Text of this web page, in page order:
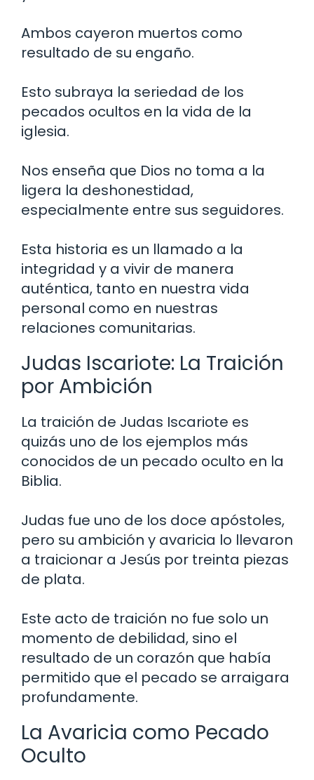
Ambos cayeron muertos como
resultado de su engaño.
Esto subraya la seriedad de los
pecados ocultos en la vida de la
iglesia.
Nos enseña que Dios no toma a la
ligera la deshonestidad,
especialmente entre sus seguidores.
Esta historia es un llamado a la
integridad y a vivir de manera
auténtica, tanto en nuestra vida
personal como en nuestras
relaciones comunitarias.
Judas Iscariote: La Traición
por Ambición
La traición de Judas Iscariote es
quizás uno de los ejemplos más
conocidos de un pecado oculto en la
Biblia.
Judas fue uno de los doce apóstoles,
pero su ambición y avaricia lo llevaron
a traicionar a Jesús por treinta piezas
de plata.
Este acto de traición no fue solo un
momento de debilidad, sino el
resultado de un corazón que había
permitido que el pecado se arraigara
profundamente.
La Avaricia como Pecado
Oculto